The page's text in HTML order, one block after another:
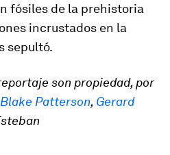
fósiles de la prehistoria
incrustados en la
sepultó.
son propiedad, por
Blake Patterson, Gerard